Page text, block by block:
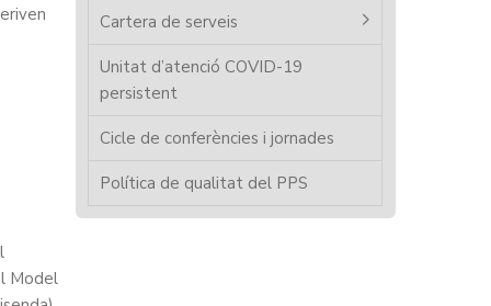
Model
Cartera de serveis
Unitat d’atenció COVID-19
persistent
Cicle de conferències i jornades
Política de qualitat del PPS